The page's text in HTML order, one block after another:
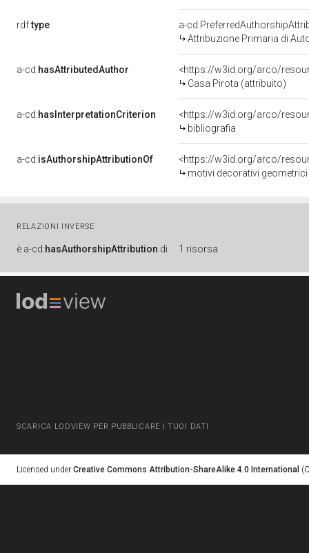
rdf:type
a-
Attribuzione Primaria di
a-cd:hasAttributedAuthor
<https://w3id.org/arco/
Casa Pirota (attribuito)
a-cd:hasInterpretationCriterion
<https://w3id.org/arco/
bibliografia
a-cd:isAuthorshipAttributionOf
<https://w3id.org/arco/
motivi decorativi
RELAZIONI INVERSE
è a-cd:hasAuthorshipAttribution di 1 risorsa
SCARICA LODVIEW PER PUBBLICARE I TUOI DATI
Licensed under Creative Commons Attribution-ShareAlike 4.0 International